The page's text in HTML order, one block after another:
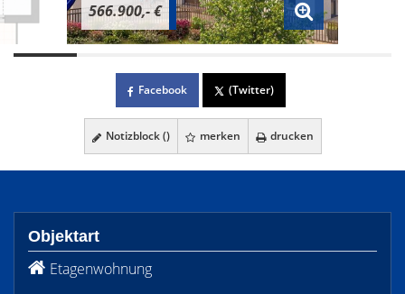
566.900,- €
Facebook (Twitter)
Notizblock () merken drucken
Objektart
Etagenwohnung